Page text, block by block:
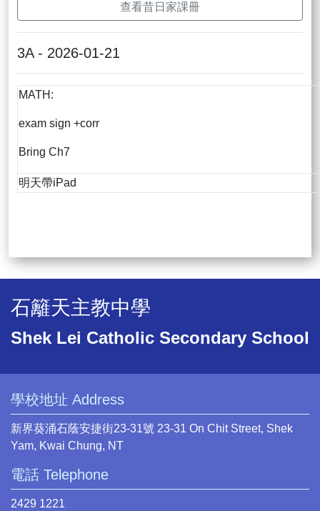
查看昔日家課冊
3A - 2026-01-21
MATH:
exam sign +corr
Bring Ch7
明天帶iPad
石籬天主教中學
Shek Lei Catholic Secondary School
學校地址 Address
新界葵涌石蔭安捷街23-31號 23-31 On Chit Street, Shek
Yam, Kwai Chung, NT
電話 Telephone
2429 1221